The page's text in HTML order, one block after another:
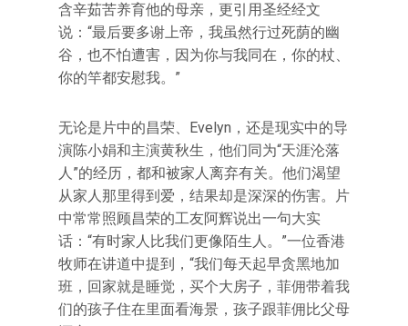
含辛茹苦养育他的母亲，更引用圣经经文
说：“最后要多谢上帝，我虽然行过死荫的幽
谷，也不怕遭害，因为你与我同在，你的杖、
你的竿都安慰我。”
无论是片中的昌荣、Evelyn，还是现实中的导
演陈小娟和主演黄秋生，他们同为“天涯沦落
人”的经历，都和被家人离弃有关。他们渴望
从家人那里得到爱，结果却是深深的伤害。片
中常常照顾昌荣的工友阿辉说出一句大实
话：“有时家人比我们更像陌生人。”一位香港
牧师在讲道中提到，“我们每天起早贪黑地加
班，回家就是睡觉，买个大房子，菲佣带着我
们的孩子住在里面看海景，孩子跟菲佣比父母